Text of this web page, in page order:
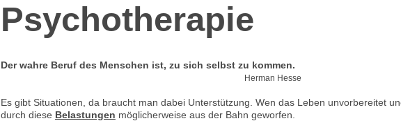
Psychotherapie
Der wahre Beruf des Menschen ist, zu sich selbst zu kommen.
Herman Hesse
Es gibt Situationen, da braucht man dabei Unterstützung. Wen das Leben unvorbereitet
durch diese Belastungen möglicherweise aus der Bahn geworfen.